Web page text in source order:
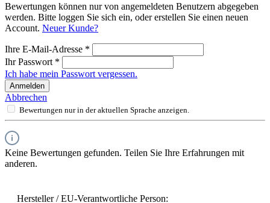
Bewertungen können nur von angemeldeten Benutzern abgegeben
werden. Bitte loggen Sie sich ein, oder erstellen Sie einen neuen
Account. Neuer Kunde?
Ihre E-Mail-Adresse *
Ihr Passwort *
Ich habe mein Passwort vergessen.
Anmelden
Abbrechen
Bewertungen nur in der aktuellen Sprache anzeigen.
Keine Bewertungen gefunden. Teilen Sie Ihre Erfahrungen mit
anderen.
Hersteller / EU-Verantwortliche Person: